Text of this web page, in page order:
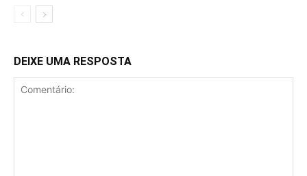
DEIXE UMA RESPOSTA